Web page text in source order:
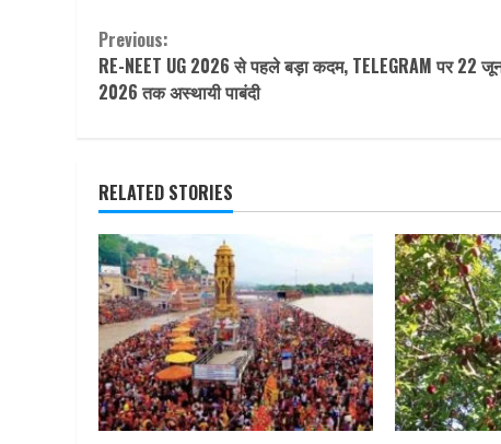
Continue
Reading
Previous:
RE-NEET UG 2026 से पहले बड़ा कदम, TELEGRAM पर 22
2026 तक अस्थायी पाबंदी
RELATED STORIES